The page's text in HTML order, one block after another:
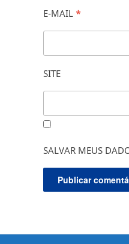
E-MAIL *
SITE
SALVAR MEUS